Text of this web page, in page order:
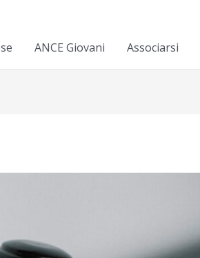
ANCE Giovani Associarsi